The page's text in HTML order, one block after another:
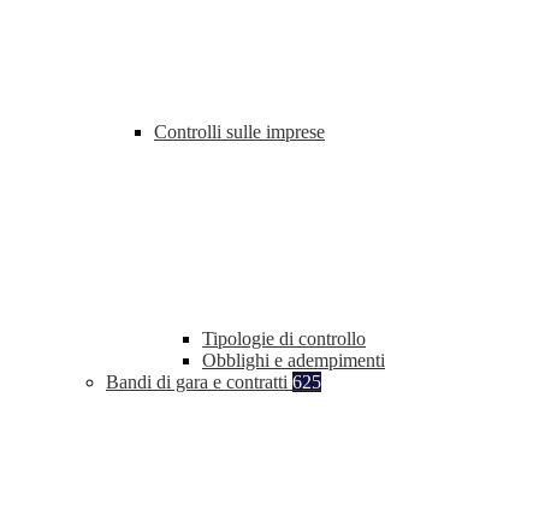
Controlli sulle imprese
Tipologie di controllo
Obblighi e adempimenti
Bandi di gara e contratti 625